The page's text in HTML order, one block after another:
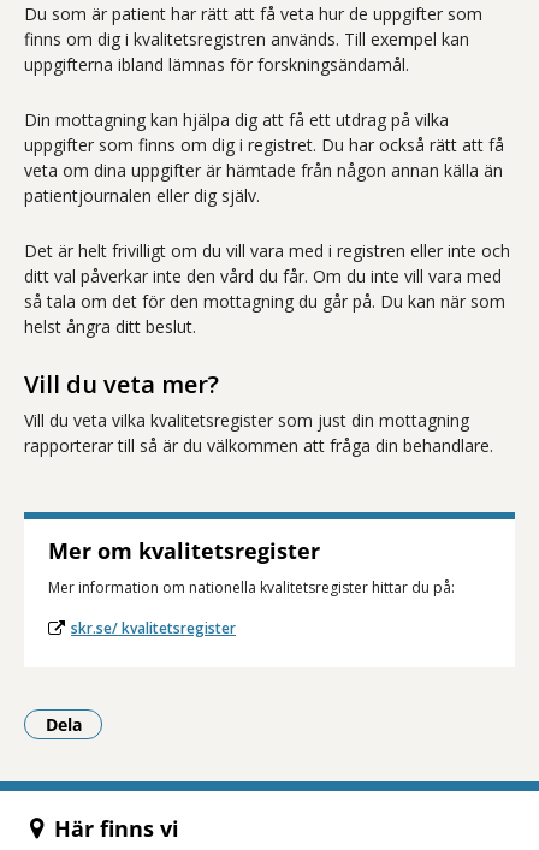
Du som är patient har rätt att få veta hur de uppgifter som
finns om dig i kvalitetsregistren används. Till exempel kan
uppgifterna ibland lämnas för forskningsändamål.
Din mottagning kan hjälpa dig att få ett utdrag på vilka
uppgifter som finns om dig i registret. Du har också rätt att få
veta om dina uppgifter är hämtade från någon annan källa än
patientjournalen eller dig själv.
Det är helt frivilligt om du vill vara med i registren eller inte och
ditt val påverkar inte den vård du får. Om du inte vill vara med
så tala om det för den mottagning du går på. Du kan när som
helst ångra ditt beslut.
Vill du veta mer?
Vill du veta vilka kvalitetsregister som just din mottagning
rapporterar till så är du välkommen att fråga din behandlare.
Mer om kvalitetsregister
Mer information om nationella kvalitetsregister hittar du på:
skr.se/ kvalitetsregister
Dela
- Klicka för att öppna delningsalternativ.
Här finns vi